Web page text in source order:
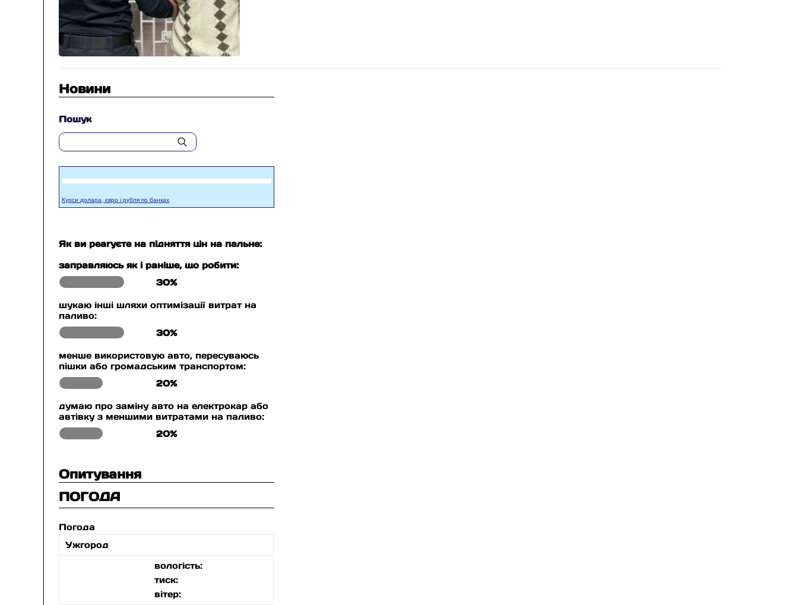
Новини
Пошук
Курси долара, євро і рубля по банках
Як ви реагуєте на підняття цін на пальне:
заправляюсь як і раніше, що робити:
30%
шукаю інші шляхи оптимізації витрат на
паливо:
30%
менше використовую авто, пересуваюсь
пішки або громадським транспортом:
20%
думаю про заміну авто на електрокар або
автівку з меншими витратами на паливо:
20%
Опитування
ПОГОДА
Погода
Ужгород
вологість:
тиск:
вітер: